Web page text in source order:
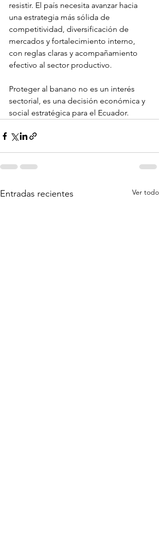
resistir. El país necesita avanzar hacia
una estrategia más sólida de
competitividad, diversificación de
mercados y fortalecimiento interno,
con reglas claras y acompañamiento
efectivo al sector productivo.
Proteger al banano no es un interés
sectorial, es una decisión económica y
social estratégica para el Ecuador.
Entradas recientes Ver todo